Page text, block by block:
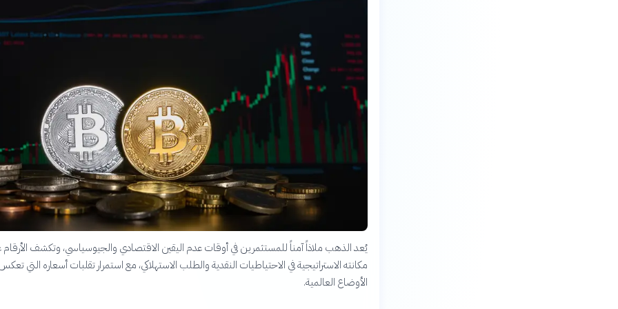
يُعد الذهب ملاذاً آمناً للمستثمرين في أوقات عدم اليقين الاقتصادي والجيوسياسي، وتكشف
مكانته الاستراتيجية في الاحتياطيات النقدية والطلب الاستهلاكي، مع استمرار تقلبات أسعاره التي
الأوضاع العالمية.